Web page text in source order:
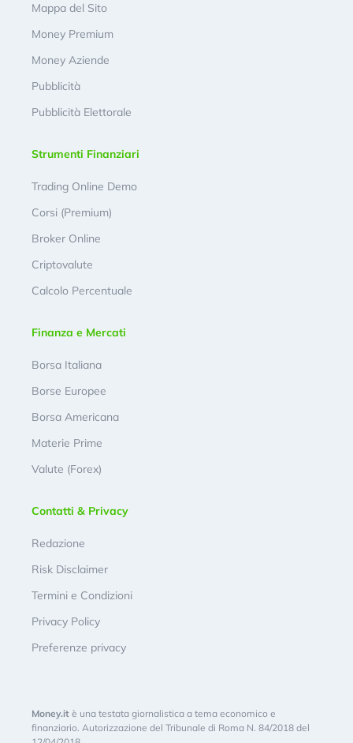
Mappa del Sito
Money Premium
Money Aziende
Pubblicità
Pubblicità Elettorale
Strumenti Finanziari
Trading Online Demo
Corsi (Premium)
Broker Online
Criptovalute
Calcolo Percentuale
Finanza e Mercati
Borsa Italiana
Borse Europee
Borsa Americana
Materie Prime
Valute (Forex)
Contatti & Privacy
Redazione
Risk Disclaimer
Termini e Condizioni
Privacy Policy
Preferenze privacy
Money.it è una testata giornalistica a tema economico e
finanziario. Autorizzazione del Tribunale di Roma N. 84/2018 del